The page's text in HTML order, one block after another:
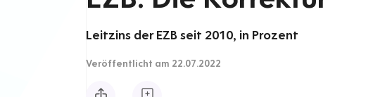
Leitzins der EZB seit 2010, in Prozent
Veröffentlicht am 22.07.2022